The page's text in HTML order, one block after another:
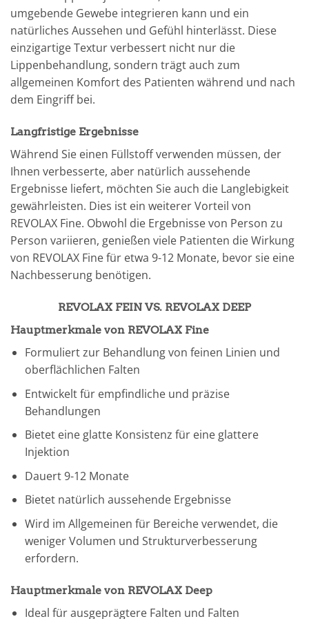
umgebende Gewebe integrieren kann und ein
natürliches Aussehen und Gefühl hinterlässt. Diese
einzigartige Textur verbessert nicht nur die
Lippenbehandlung, sondern trägt auch zum
allgemeinen Komfort des Patienten während und nach
dem Eingriff bei.
Langfristige Ergebnisse
Während Sie einen Füllstoff verwenden müssen, der
Ihnen verbesserte, aber natürlich aussehende
Ergebnisse liefert, möchten Sie auch die Langlebigkeit
gewährleisten. Dies ist ein weiterer Vorteil von
REVOLAX Fine. Obwohl die Ergebnisse von Person zu
Person variieren, genießen viele Patienten die Wirkung
von REVOLAX Fine für etwa 9-12 Monate, bevor sie eine
Nachbesserung benötigen.
REVOLAX FEIN VS. REVOLAX DEEP
Hauptmerkmale von REVOLAX Fine
Formuliert zur Behandlung von feinen Linien und
oberflächlichen Falten
Entwickelt für empfindliche und präzise
Behandlungen
Bietet eine glatte Konsistenz für eine glattere
Injektion
Dauert 9-12 Monate
Bietet natürlich aussehende Ergebnisse
Wird im Allgemeinen für Bereiche verwendet, die
weniger Volumen und Strukturverbesserung
erfordern.
Hauptmerkmale von REVOLAX Deep
Ideal für ausgeprägtere Falten und Falten